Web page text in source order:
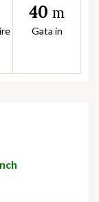
40 m
Gata in